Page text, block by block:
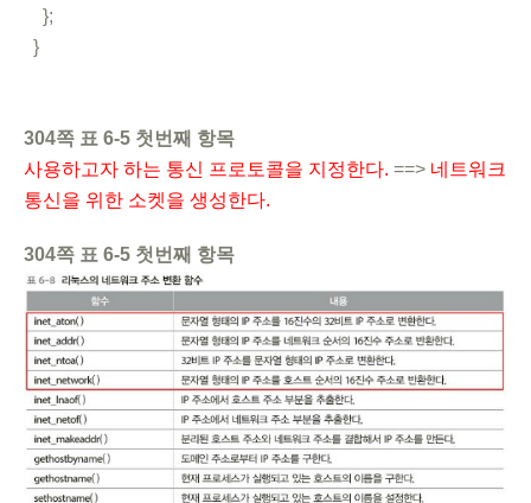
};
}
304쪽 표 6-5 첫번째 항목
사용하고자 하는 통신 프로토콜을 지정한다. ==> 네트워크
통신을 위한 소켓을 생성한다.
304쪽 표 6-5 첫번째 항목